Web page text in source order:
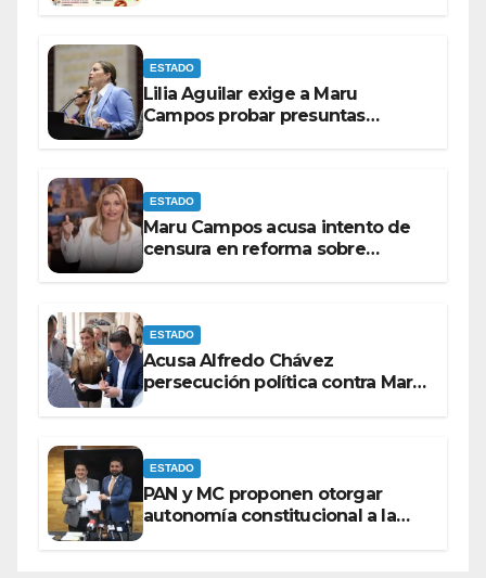
ESTADO
Lilia Aguilar exige a Maru
Campos probar presuntas
ESTADO
Maru Campos acusa intento de
censura en reforma sobre
ESTADO
Acusa Alfredo Chávez
persecución política contra Maru
ESTADO
PAN y MC proponen otorgar
autonomía constitucional a la